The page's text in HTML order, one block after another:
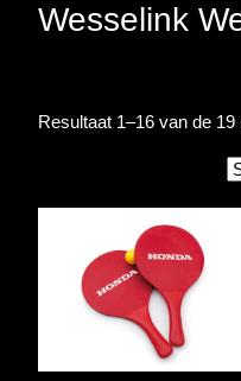
Wesselink
Resultaat 1–16 van de